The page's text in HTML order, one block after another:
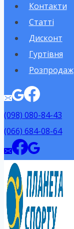
Контакти
Статті
Дисконт
Гуртівня
Розпродаж
(098) 080-84-43
(066) 684-08-64